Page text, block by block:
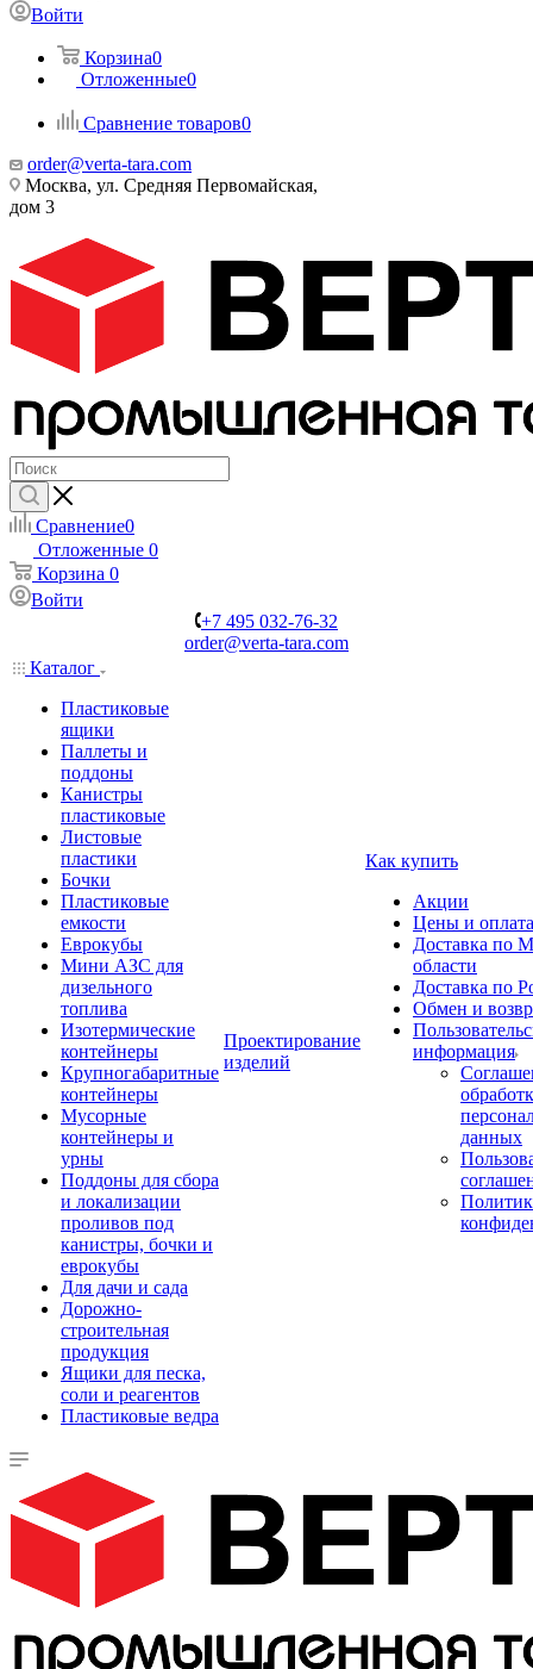
Войти
Корзина0
Отложенные0
Сравнение товаров0
order@verta-tara.com
Москва, ул. Средняя Первомайская,
дом 3
Сравнение0
Отложенные 0
Корзина 0
Войти
+7 495 032-76-32
order@verta-tara.com
Каталог
Пластиковые
ящики
Паллеты и
поддоны
Канистры
пластиковые
Листовые
пластики
Бочки
Пластиковые
емкости
Еврокубы
Мини АЗС для
дизельного
топлива
Изотермические
контейнеры
Крупногабаритные
контейнеры
Мусорные
контейнеры и
урны
Поддоны для сбора
и локализации
проливов под
канистры, бочки и
еврокубы
Для дачи и сада
Дорожно-
строительная
продукция
Ящики для песка,
соли и реагентов
Пластиковые ведра
Проектирование
изделий
Как купить
Акции
Цены и оплата
Доставка по
области
Доставка по
Обмен и
информация
данных